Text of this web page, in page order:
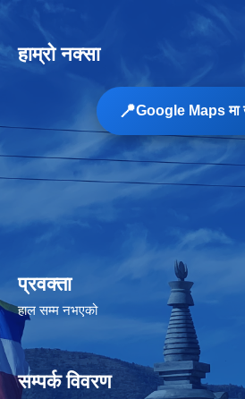
हाम्रो नक्सा
📍Google Maps मा
प्रवक्ता
हाल सम्म नभएको
सम्पर्क विवरण